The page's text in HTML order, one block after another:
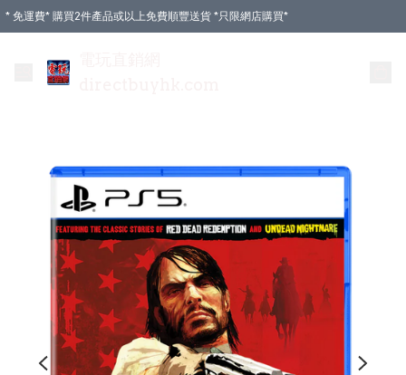
* 免運費* 購買2件產品或以上免費順豐送貨 *只限網店購買*